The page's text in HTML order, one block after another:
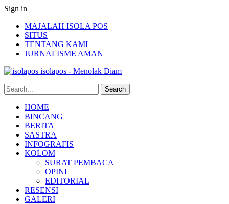
Sign in
MAJALAH ISOLA POS
SITUS
TENTANG KAMI
JURNALISME AMAN
isolapos - Menolak Diam
HOME
BINCANG
BERITA
SASTRA
INFOGRAFIS
KOLOM
SURAT PEMBACA
OPINI
EDITORIAL
RESENSI
GALERI